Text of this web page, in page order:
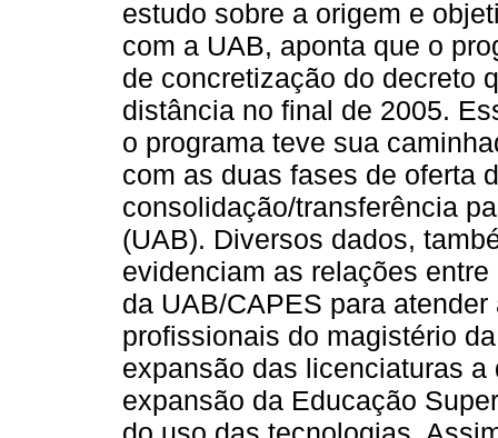
estudo sobre a origem e
com a UAB, aponta que o
de concretização do decreto
distância no final de 2005.
o programa teve sua
com as duas fases de oferta
consolidação/transferência
(UAB). Diversos dados,
evidenciam as relações
da UAB/CAPES para
profissionais do magistério
expansão das licenciaturas
expansão da Educação